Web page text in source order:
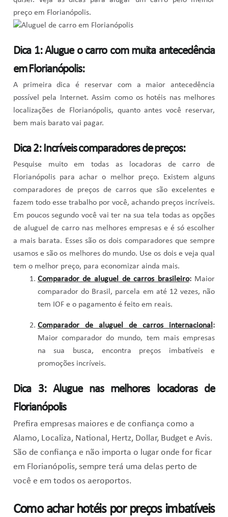
preço em Florianópolis.
Dica 1: Alugue o carro com muita antecedência
em Florianópolis:
A primeira dica é reservar com a maior antecedência
possível pela Internet. Assim como os hotéis nas melhores
localizações de Florianópolis, quanto antes você reservar,
bem mais barato vai pagar.
Dica 2: Incríveis comparadores de preços:
Pesquise muito em todas as locadoras de carro de
Florianópolis para achar o melhor preço. Existem alguns
comparadores de preços de carros que são excelentes e
fazem todo esse trabalho por você, achando preços incríveis.
Em poucos segundo você vai ter na sua tela todas as opções
de aluguel de carro nas melhores empresas e é só escolher
a mais barata. Esses são os dois comparadores que sempre
usamos e são os melhores do mundo. Use os dois e veja qual
tem o melhor preço, para economizar ainda mais.
Comparador de aluguel de carros brasileiro:Maior
comparador do Brasil, parcela em até 12 vezes, não
tem IOF e o pagamento é feito em reais.
Comparador de aluguel de carros internacional :
Maior comparador do mundo, tem mais empresas
na sua busca, encontra preços imbatíveis e
promoções incríveis.
Dica 3: Alugue nas melhores locadoras de
Florianópolis
Prefira empresas maiores e de confiança como a
Alamo, Localiza, National, Hertz, Dollar, Budget e Avis.
São de confiança e não importa o lugar onde for ficar
em Florianópolis, sempre terá uma delas perto de
você e em todos os aeroportos.
Como achar hotéis por preços imbatíveis